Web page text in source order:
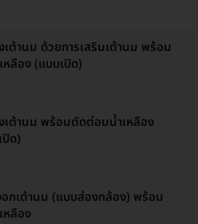
เต้านม ด้วยการเสริมเต้านม พร้อม
ลือง (แบบเปิด)
เต้านม พร้อมตัดต่อมน้ำเหลือง
ด)
กเต้านม (แบบส่องกล้อง) พร้อม
หลือง